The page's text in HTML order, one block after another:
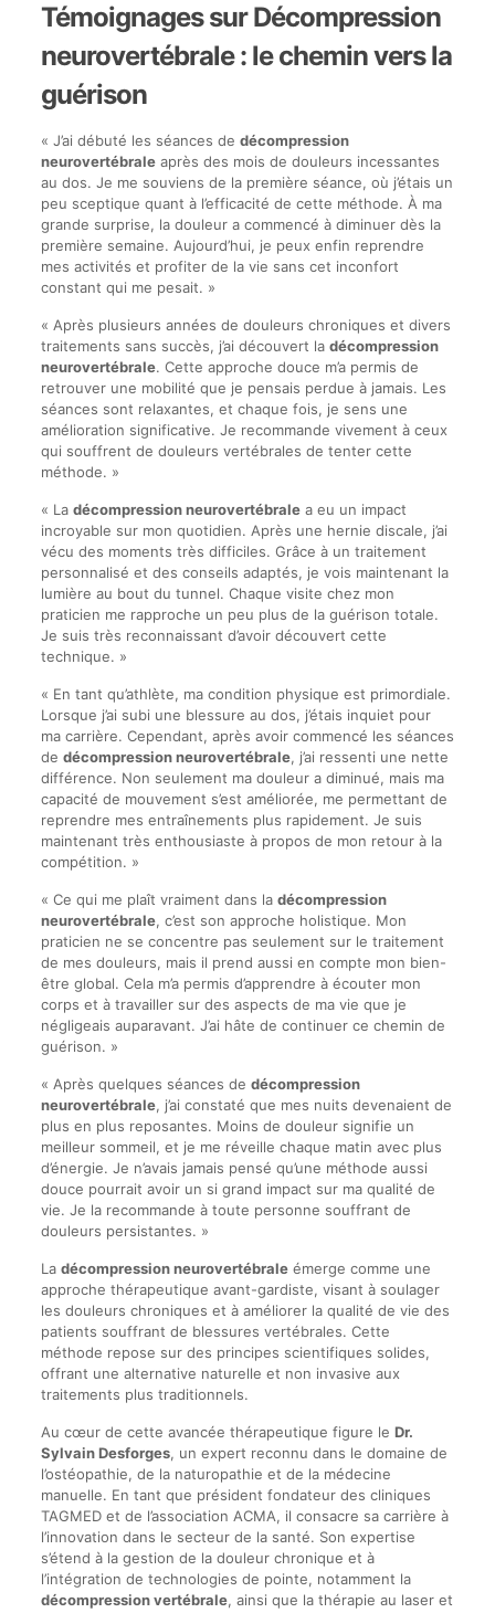
Témoignages sur Décompression
neurovertébrale : le chemin vers la
guérison
« J’ai débuté les séances de décompression
neurovertébraleaprès des mois de douleurs incessantes
au dos. Je me souviens de la première séance, où j’étais un
peu sceptique quant à l’efficacité de cette méthode. À ma
grande surprise, la douleur a commencé à diminuer dès la
première semaine. Aujourd’hui, je peux enfin reprendre
mes activités et profiter de la vie sans cet inconfort
constant qui me pesait. »
« Après plusieurs années de douleurs chroniques et divers
traitements sans succès, j’ai découvert la décompression
neurovertébrale. Cette approche douce m’a permis de
retrouver une mobilité que je pensais perdue à jamais. Les
séances sont relaxantes, et chaque fois, je sens une
amélioration significative. Je recommande vivement à ceux
qui souffrent de douleurs vertébrales de tenter cette
méthode. »
« La décompression neurovertébralea eu un impact
incroyable sur mon quotidien. Après une hernie discale, j’ai
vécu des moments très difficiles. Grâce à un traitement
personnalisé et des conseils adaptés, je vois maintenant la
lumière au bout du tunnel. Chaque visite chez mon
praticien me rapproche un peu plus de la guérison totale.
Je suis très reconnaissant d’avoir découvert cette
technique. »
« En tant qu’athlète, ma condition physique est primordiale.
Lorsque j’ai subi une blessure au dos, j’étais inquiet pour
ma carrière. Cependant, après avoir commencé les séances
de décompression neurovertébrale, j’ai ressenti une nette
différence. Non seulement ma douleur a diminué, mais ma
capacité de mouvement s’est améliorée, me permettant de
reprendre mes entraînements plus rapidement. Je suis
maintenant très enthousiaste à propos de mon retour à la
compétition. »
« Ce qui me plaît vraiment dans la décompression
neurovertébrale, c’est son approche holistique. Mon
praticien ne se concentre pas seulement sur le traitement
de mes douleurs, mais il prend aussi en compte mon bien-
être global. Cela m’a permis d’apprendre à écouter mon
corps et à travailler sur des aspects de ma vie que je
négligeais auparavant. J’ai hâte de continuer ce chemin de
guérison. »
« Après quelques séances de décompression
neurovertébrale, j’ai constaté que mes nuits devenaient de
plus en plus reposantes. Moins de douleur signifie un
meilleur sommeil, et je me réveille chaque matin avec plus
d’énergie. Je n’avais jamais pensé qu’une méthode aussi
douce pourrait avoir un si grand impact sur ma qualité de
vie. Je la recommande à toute personne souffrant de
douleurs persistantes. »
La décompression neurovertébraleémerge comme une
approche thérapeutique avant-gardiste, visant à soulager
les douleurs chroniques et à améliorer la qualité de vie des
patients souffrant de blessures vertébrales. Cette
méthode repose sur des principes scientifiques solides,
offrant une alternative naturelle et non invasive aux
traitements plus traditionnels.
Au cœur de cette avancée thérapeutique figure le Dr.
Sylvain Desforges, un expert reconnu dans le domaine de
l’ostéopathie, de la naturopathie et de la médecine
manuelle. En tant que président fondateur des cliniques
TAGMED et de l’association ACMA, il consacre sa carrière à
l’innovation dans le secteur de la santé. Son expertise
s’étend à la gestion de la douleur chronique et à
l’intégration de technologies de pointe, notamment la
décompression vertébrale, ainsi que la thérapie au laser et